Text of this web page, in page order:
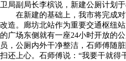
卫局副局长李槟说，新建公厕计划于
在新建的基础上，我市将完成
改造。廊坊北站作为重要交通枢纽
的广场东侧就有一座24小时开放的
员，公厕内外干净整洁，石师傅随
扫还上心。石师傅说：“我要干就得